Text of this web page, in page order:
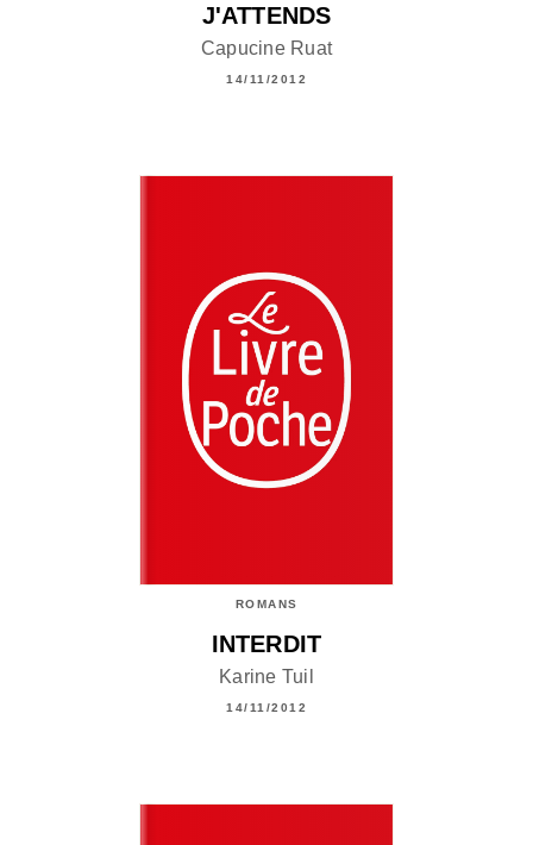
J'ATTENDS
Capucine Ruat
14/11/2012
ROMANS
INTERDIT
Karine Tuil
14/11/2012